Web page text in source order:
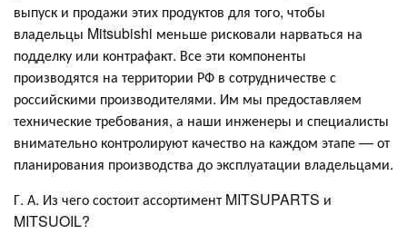
выпуск и продажи этих продуктов для того, чтобы
владельцы Mitsubishi меньше рисковали нарваться на
подделку или контрафакт. Все эти компоненты
производятся на территории РФ в сотрудничестве с
российскими производителями. Им мы предоставляем
технические требования, а наши инженеры и специалисты
внимательно контролируют качество на каждом этапе — от
планирования производства до эксплуатации владельцами.
Г. А. Из чего состоит ассортимент MITSUPARTS и
MITSUOIL?